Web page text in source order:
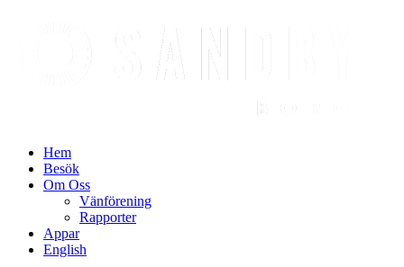
Hem
Besök
Om Oss
Vänförening
Rapporter
Appar
English